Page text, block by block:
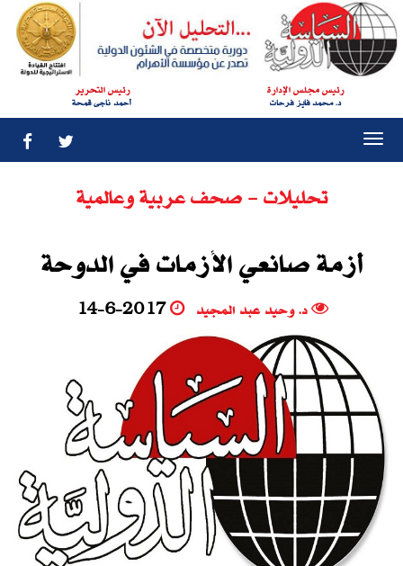
رئيس مجلس الإدارة
د. محمد فايز فرحات
رئيس التحرير
أحمد ناجى قمحة
تحليلات - صحف عربية وعالمية
أزمة صانعي الأزمات في الدوحة
د. وحيد عبد المجيد 14-6-2017